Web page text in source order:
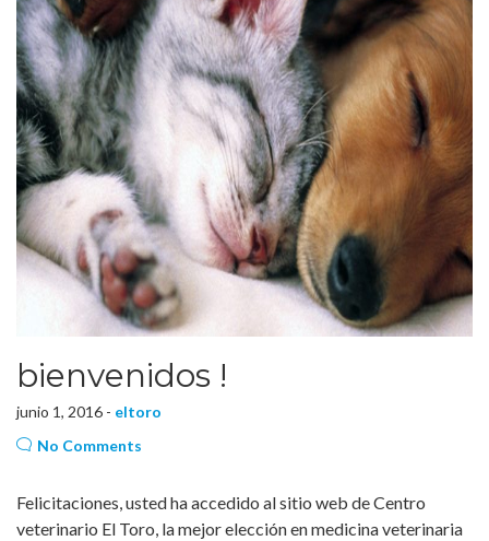
bienvenidos !
junio 1, 2016 - eltoro
No Comments
Felicitaciones, usted ha accedido al sitio web de Centro
veterinario El Toro, la mejor elección en medicina veterinaria